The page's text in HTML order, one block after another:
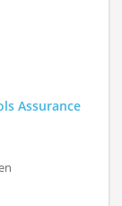
Assurance